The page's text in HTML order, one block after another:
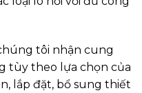
tôi nhận cung
tùy theo lựa chọn của
lắp đặt, bổ sung thiết